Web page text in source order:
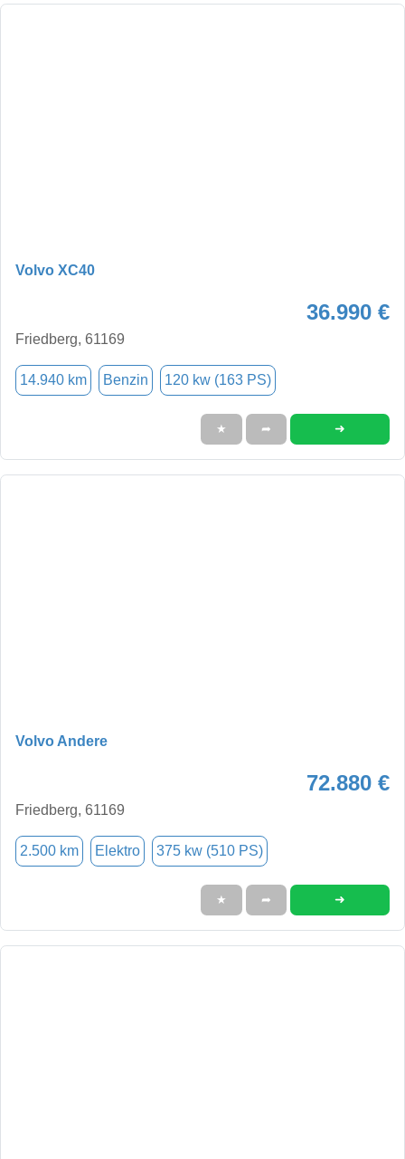
Volvo XC40
36.990 €
Friedberg, 61169
14.940 km Benzin 120 kw (163 PS)
★ ➦ ➜
Volvo Andere
72.880 €
Friedberg, 61169
2.500 km Elektro 375 kw (510 PS)
★ ➦ ➜